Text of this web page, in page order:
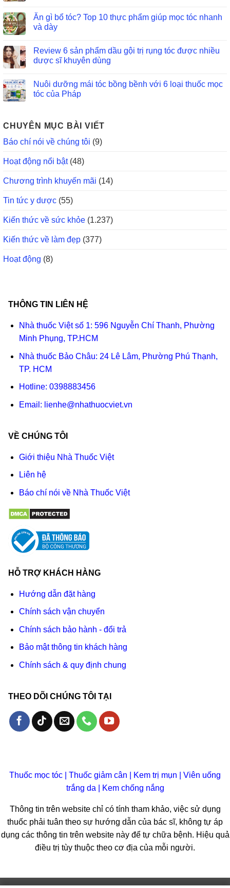
Ăn gì bổ tóc? Top 10 thực phẩm giúp mọc tóc nhanh
và dày
Review 6 sản phẩm dầu gội trị rụng tóc được nhiều
dược sĩ khuyên dùng
Nuôi dưỡng mái tóc bồng bềnh với 6 loại thuốc mọc
tóc của Pháp
CHUYÊN MỤC BÀI VIẾT
Báo chí nói về chúng tôi (9)
Hoạt động nổi bật(48)
Chương trình khuyến mãi (14)
Tin tức y dược (55)
Kiến thức về sức khỏe (1.237)
Kiến thức về làm đẹp (377)
Hoạt động (8)
THÔNG TIN LIÊN HỆ
Nhà thuốc Việt số 1: 596 Nguyễn Chí Thanh, Phường
Minh Phụng, TP.HCM
Nhà thuốc Bảo Châu: 24 Lê Lâm, Phường Phú Thạnh,
TP. HCM
Hotline: 0398883456
Email: lienhe@nhathuocviet.vn
VỀ CHÚNG TÔI
Giới thiệu Nhà Thuốc Việt
Liên hệ
Báo chí nói về Nhà Thuốc Việt
HỖ TRỢ KHÁCH HÀNG
Hướng dẫn đặt hàng
Chính sách vận chuyển
Chính sách bảo hành - đổi trả
Bảo mật thông tin khách hàng
Chính sách & quy định chung
THEO DÕI CHÚNG TÔI TẠI
Thuốc mọc tóc Thuốc giảm cân Kem trị mụn
Viên uống
trắng da
Kem chống nắng
Thông tin trên website chỉ có tính tham khảo, việc sử dụng
thuốc phải tuân theo sự hướng dẫn của bác sĩ, không tự áp
dụng các thông tin trên website này để tự chữa bệnh. Hiệu quả
điều trị tùy thuộc theo cơ địa của mỗi người.